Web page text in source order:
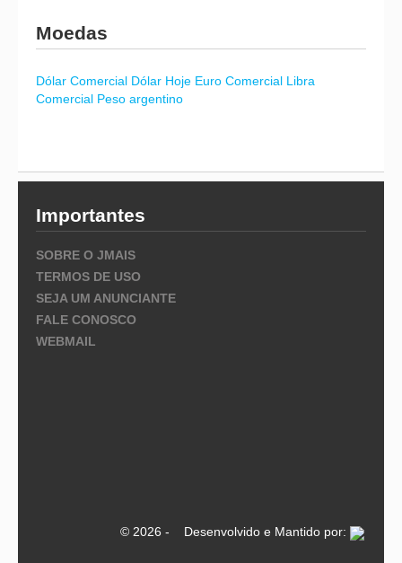
Moedas
Dólar Comercial Dólar Hoje Euro Comercial Libra
Comercial Peso argentino
Importantes
SOBRE O JMAIS
TERMOS DE USO
SEJA UM ANUNCIANTE
FALE CONOSCO
WEBMAIL
© 2026 - Desenvolvido e Mantido por: